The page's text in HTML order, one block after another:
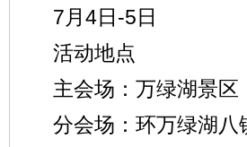
7月4日-5日
活动地点
主会场：万绿湖景区
分会场：环万绿湖八